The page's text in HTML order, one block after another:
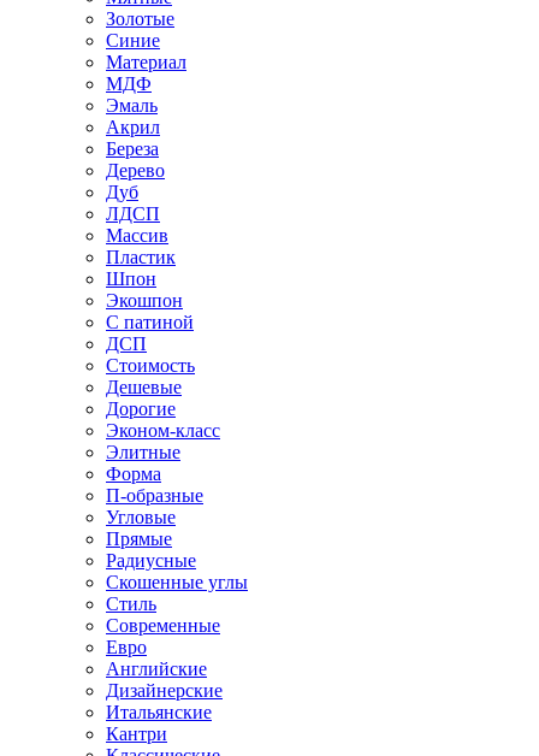
Золотые
Синие
Материал
МДФ
Эмаль
Акрил
Береза
Дерево
Дуб
ЛДСП
Массив
Пластик
Шпон
Экошпон
С патиной
ДСП
Стоимость
Дешевые
Дорогие
Эконом-класс
Элитные
Форма
П-образные
Угловые
Прямые
Радиусные
Скошенные углы
Стиль
Современные
Евро
Английские
Дизайнерские
Итальянские
Кантри